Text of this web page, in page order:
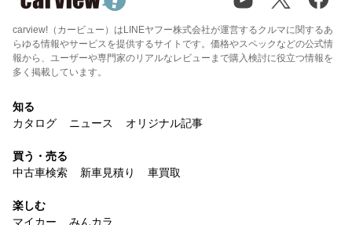
carview!（カービュー）はLINEヤフー株式会社が運営するクルマに関するあ
らゆる情報やサービスを提供するサイトです。価格やスペックなどの公式情
報から、ユーザーや専門家のリアルなレビューまで購入検討に役立つ情報を
多く掲載しています。
知る
カタログ
ニュース オリジナル記事
買う・売る
中古車検索
新車見積り 車買取
楽しむ
マイカー
みんカラ